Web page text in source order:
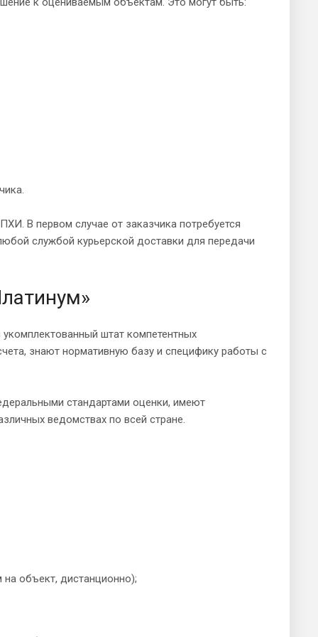
В первом случае от заказчика потребуется
службой курьерской доставки для передачи
укомплектованный штат компетентных
знают нормативную базу и специфику работы с
стандартами оценки, имеют
ведомствах по всей стране.
объект, дистанционно);